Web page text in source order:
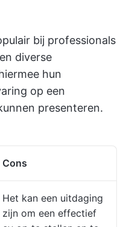
bij professionals
diverse
hun
op een
presenteren.
Cons
Het kan een uitdaging
zijn om een effectief